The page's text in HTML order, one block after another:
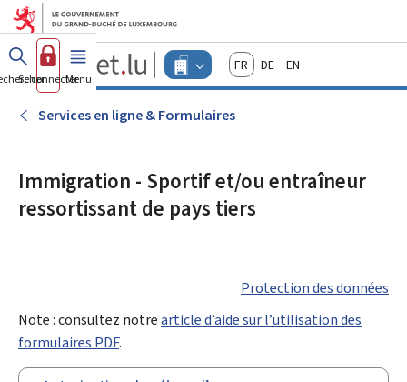
Aller au menu principal
Aller au contenu
Guichet.lu
Changer
d'espace
Menu
FrançaisDeutschEnglish
Se connecterMenu principal
Services en ligne & Formulaires
Immigration - Sportif et/ou entraîneur
ressortissant de pays tiers
Protection des données
Note : consultez notrearticle d’aide sur l’utilisation des
formulaires PDF.